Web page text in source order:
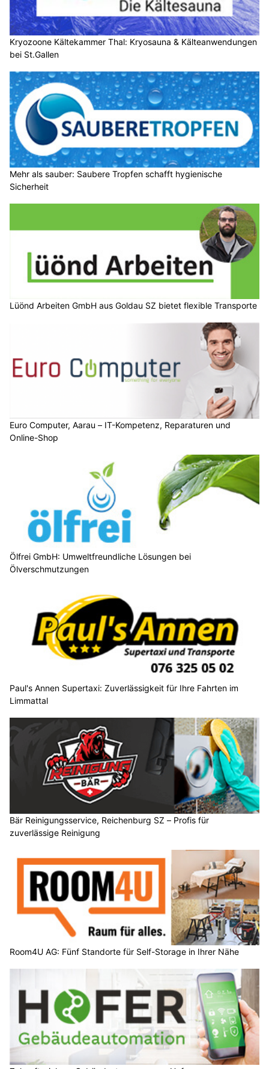
Kryozoone Kältekammer Thal: Kryosauna & Kälteanwendungen
bei St.Gallen
Mehr als sauber: Saubere Tropfen schafft hygienische
Sicherheit
Lüönd Arbeiten GmbH aus Goldau SZ bietet flexible Transporte
Euro Computer, Aarau – IT-Kompetenz, Reparaturen und
Online-Shop
Ölfrei GmbH: Umweltfreundliche Lösungen bei
Ölverschmutzungen
Paul's Annen Supertaxi: Zuverlässigkeit für Ihre Fahrten im
Limmattal
Bär Reinigungsservice, Reichenburg SZ – Profis für
zuverlässige Reinigung
Room4U AG: Fünf Standorte für Self-Storage in Ihrer Nähe